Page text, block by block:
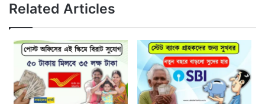
Related Articles